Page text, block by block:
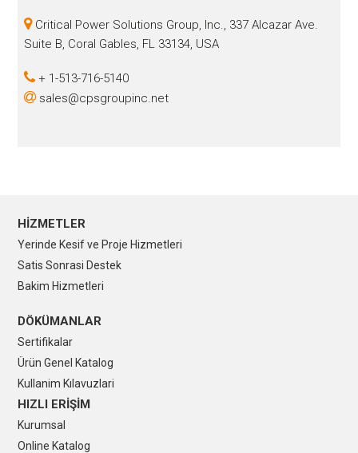
Critical Power Solutions Group, Inc., 337 Alcazar Ave.
Suite B, Coral Gables, FL 33134, USA
+ 1-513-716-5140
sales@cpsgroupinc.net
HİZMETLER
Yerinde Kesif ve Proje Hizmetleri
Satis Sonrasi Destek
Bakim Hizmetleri
DÖKÜMANLAR
Sertifikalar
Ürün Genel Katalog
Kullanim Kılavuzlari
HIZLI ERİŞİM
Kurumsal
Online Katalog